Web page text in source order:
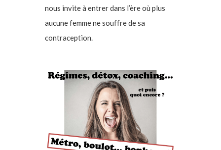
nous invite à entrer dans l’ère où plus
aucune femme ne souffre de sa
contraception.